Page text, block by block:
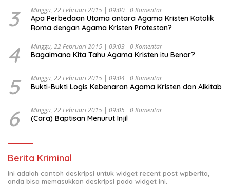
Indonesia Emas 2045”,
3 Minggu, 22 Februari 2015 | 09:00 0 Komentar
Apa Perbedaan Utama antara Agama Kristen Katolik
Roma dengan Agama Kristen Protestan?
4 Minggu, 22 Februari 2015 | 09:03 0 Komentar
Bagaimana Kita Tahu Agama Kristen itu Benar?
5 Minggu, 22 Februari 2015 | 09:04 0 Komentar
Bukti-Bukti Logis Kebenaran Agama Kristen dan Alkitab
6 Minggu, 22 Februari 2015 | 09:05 0 Komentar
(Cara) Baptisan Menurut Injil
Berita Kriminal
Ini adalah contoh deskripsi untuk widget recent post wpberita,
anda bisa memasukkan deskripsi pada widget ini.